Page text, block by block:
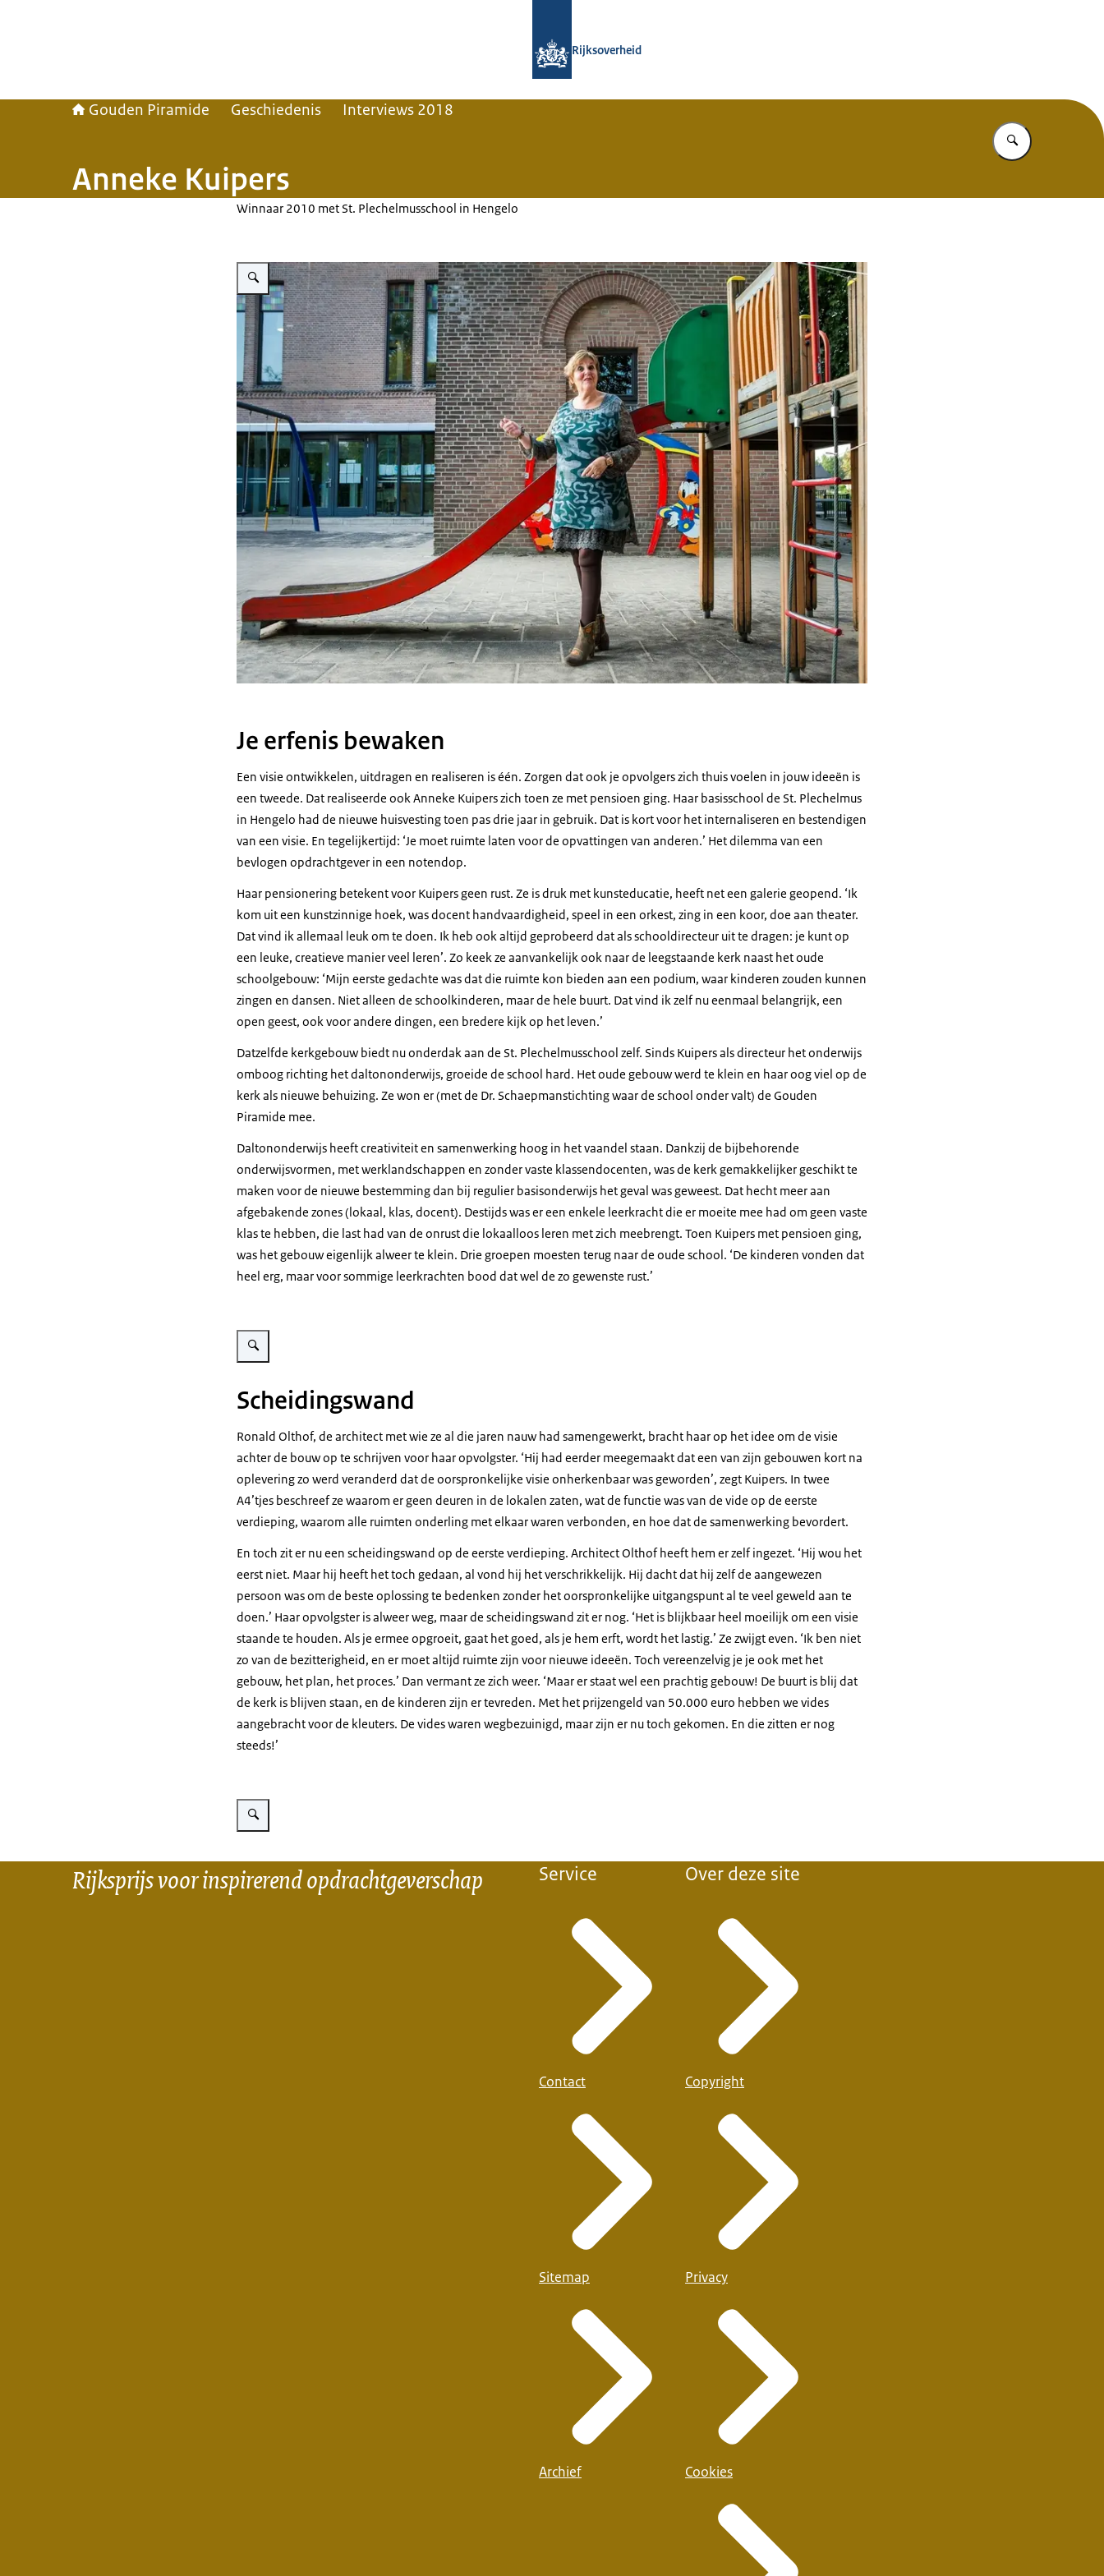
Rijksoverheid
Gouden Piramide Geschiedenis Interviews 2018
Vul in wat u
Anneke Kuipers
Winnaar 2010 met St. Plechelmusschool in Hengelo
Vergroot afbeelding Anneke Kuipers
Je erfenis bewaken
Een visie ontwikkelen, uitdragen en realiseren is één. Zorgen dat ook je opvolgers zich thuis voelen in jouw ideeën is
een tweede. Dat realiseerde ook Anneke Kuipers zich toen ze met pensioen ging. Haar basisschool de St. Plechelmus
in Hengelo had de nieuwe huisvesting toen pas drie jaar in gebruik. Dat is kort voor het internaliseren en bestendigen
van een visie. En tegelijkertijd: ‘Je moet ruimte laten voor de opvattingen van anderen.’ Het dilemma van een
bevlogen opdrachtgever in een notendop.
Haar pensionering betekent voor Kuipers geen rust. Ze is druk met kunsteducatie, heeft net een galerie geopend. ‘Ik
kom uit een kunstzinnige hoek, was docent handvaardigheid, speel in een orkest, zing in een koor, doe aan theater.
Dat vind ik allemaal leuk om te doen. Ik heb ook altijd geprobeerd dat als schooldirecteur uit te dragen: je kunt op
een leuke, creatieve manier veel leren’. Zo keek ze aanvankelijk ook naar de leegstaande kerk naast het oude
schoolgebouw: ‘Mijn eerste gedachte was dat die ruimte kon bieden aan een podium, waar kinderen zouden kunnen
zingen en dansen. Niet alleen de schoolkinderen, maar de hele buurt. Dat vind ik zelf nu eenmaal belangrijk, een
open geest, ook voor andere dingen, een bredere kijk op het leven.’
Datzelfde kerkgebouw biedt nu onderdak aan de St. Plechelmusschool zelf. Sinds Kuipers als directeur het onderwijs
omboog richting het daltononderwijs, groeide de school hard. Het oude gebouw werd te klein en haar oog viel op de
kerk als nieuwe behuizing. Ze won er (met de Dr. Schaepmanstichting waar de school onder valt) de Gouden
Piramide mee.
Daltononderwijs heeft creativiteit en samenwerking hoog in het vaandel staan. Dankzij de bijbehorende
onderwijsvormen, met werklandschappen en zonder vaste klassendocenten, was de kerk gemakkelijker geschikt te
maken voor de nieuwe bestemming dan bij regulier basisonderwijs het geval was geweest. Dat hecht meer aan
afgebakende zones (lokaal, klas, docent). Destijds was er een enkele leerkracht die er moeite mee had om geen vaste
klas te hebben, die last had van de onrust die lokaalloos leren met zich meebrengt. Toen Kuipers met pensioen ging,
was het gebouw eigenlijk alweer te klein. Drie groepen moesten terug naar de oude school. ‘De kinderen vonden dat
heel erg, maar voor sommige leerkrachten bood dat wel de zo gewenste rust.’
Vergroot afbeelding School buiten
Scheidingswand
Ronald Olthof, de architect met wie ze al die jaren nauw had samengewerkt, bracht haar op het idee om de visie
achter de bouw op te schrijven voor haar opvolgster. ‘Hij had eerder meegemaakt dat een van zijn gebouwen kort na
oplevering zo werd veranderd dat de oorspronkelijke visie onherkenbaar was geworden’, zegt Kuipers. In twee
A4’tjes beschreef ze waarom er geen deuren in de lokalen zaten, wat de functie was van de vide op de eerste
verdieping, waarom alle ruimten onderling met elkaar waren verbonden, en hoe dat de samenwerking bevordert.
En toch zit er nu een scheidingswand op de eerste verdieping. Architect Olthof heeft hem er zelf ingezet. ‘Hij wou het
eerst niet. Maar hij heeft het toch gedaan, al vond hij het verschrikkelijk. Hij dacht dat hij zelf de aangewezen
persoon was om de beste oplossing te bedenken zonder het oorspronkelijke uitgangspunt al te veel geweld aan te
doen.’ Haar opvolgster is alweer weg, maar de scheidingswand zit er nog. ‘Het is blijkbaar heel moeilijk om een visie
staande te houden. Als je ermee opgroeit, gaat het goed, als je hem erft, wordt het lastig.’ Ze zwijgt even. ‘Ik ben niet
zo van de bezitterigheid, en er moet altijd ruimte zijn voor nieuwe ideeën. Toch vereenzelvig je je ook met het
gebouw, het plan, het proces.’ Dan vermant ze zich weer. ‘Maar er staat wel een prachtig gebouw! De buurt is blij dat
de kerk is blijven staan, en de kinderen zijn er tevreden. Met het prijzengeld van 50.000 euro hebben we vides
aangebracht voor de kleuters. De vides waren wegbezuinigd, maar zijn er nu toch gekomen. En die zitten er nog
steeds!’
Vergroot afbeelding School binnen
Rijksprijs voor inspirerend opdrachtgeverschap Service
Contact
Sitemap
Archief
Over deze site
Copyright
Privacy
Cookies